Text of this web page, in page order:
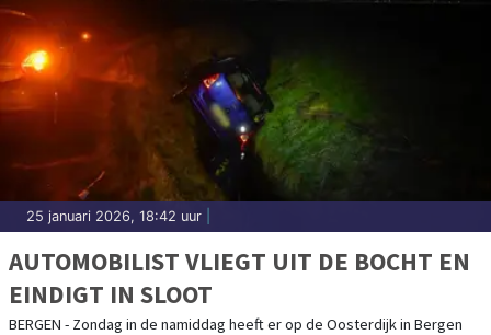
25 januari 2026, 18:42 uur
AUTOMOBILIST VLIEGT UIT DE BOCHT EN
EINDIGT IN SLOOT
BERGEN - Zondag in de namiddag heeft er op de Oosterdijk in Bergen